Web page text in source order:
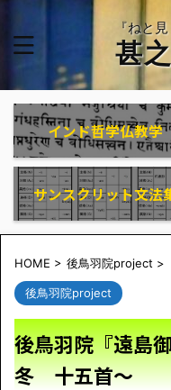
『ねと
甚
インド哲学仏教学
サンスクリット文法
HOME > 後鳥羽院project >
後鳥羽院project
後鳥羽院『遠島
冬 十五首～